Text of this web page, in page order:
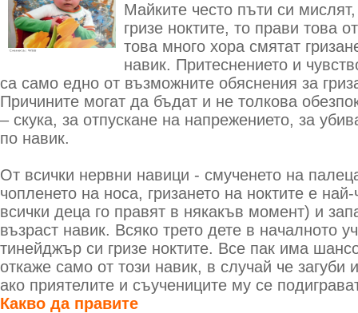
Майките често пъти си
гризе ноктите, то прави това
това много хора смятат
навик. Притеснението и
са само едно от възможните обяснения за
Причините могат да бъдат и не толкова
– скука, за отпускане на напрежението, за
по навик.
От всички нервни навици - смученето на
чопленето на носа, гризането на ноктите е
всички деца го правят в някакъв момент) и
възраст навик. Всяко трето дете в началното
тинейджър си гризе ноктите. Все пак има
откаже само от този навик, в случай че загуби
ако приятелите и съучениците му се
Какво да правите